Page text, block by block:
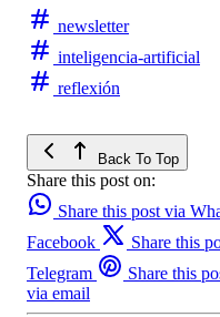
newsletter
inteligencia-artificial
reflexión
Back To Top
Share this post on:
Share this post via
Facebook
Share this
Telegram
Share this
via email